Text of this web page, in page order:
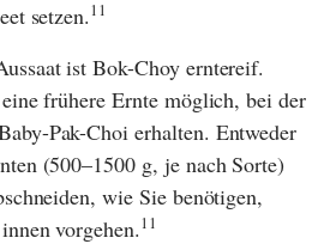
setzen.11
ist Bok-Choy erntereif.
frühere Ernte möglich, bei der
Pak-Choi erhalten. Entweder
(500–1500 g, je nach Sorte)
wie Sie benötigen,
vorgehen.11